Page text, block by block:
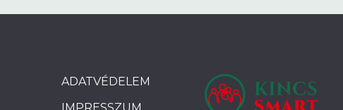
ADATVÉDELEM